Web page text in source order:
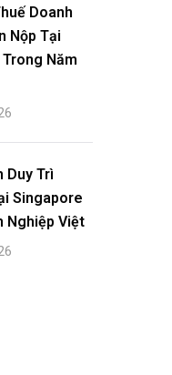
Doanh
Nộp Tại
Năm
Duy Trì
Singapore
Nghiệp Việt